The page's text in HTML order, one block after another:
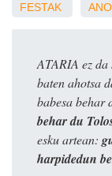
FESTAK
ATARIA ez
baten ahotsa
babesa behar
behar du
esku artean:
harpidedun